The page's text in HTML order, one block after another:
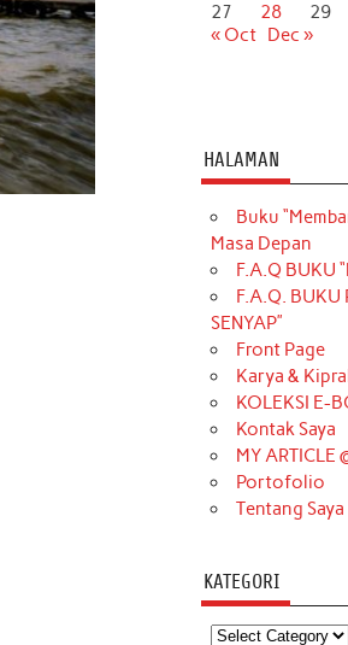
27
28 29
« Oct Dec »
HALAMAN
Buku
Masa Depan
F.A.Q BUKU
F.A.Q. BUKU
SENYAP”
Front Page
Karya &
KOLEKSI E-
Kontak Saya
MY ARTICLE
Portofolio
Tentang Saya
KATEGORI
Kategori